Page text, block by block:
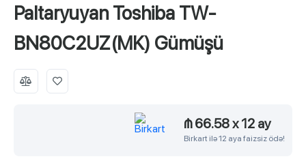
Paltaryuyan Toshiba TW-
BN80C2UZ(MK) Gümüşü
₼ 66.58x 12 ay
Birkart ilə 12 aya faizsiz ödə!